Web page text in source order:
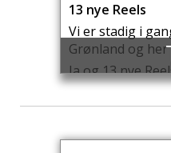
13 nye Reels
Vi er stadig i
Grønland og
Ja og 13 nye
Du har fri